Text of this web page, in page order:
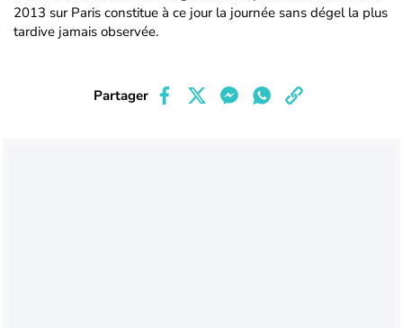
2013 sur Paris constitue à ce jour la journée sans dégel la plus
tardive jamais observée.
Partager